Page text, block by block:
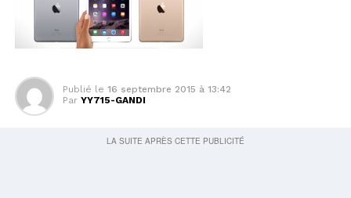
Publié le 16 septembre 2015 à 13:42
Par YY715-GANDI